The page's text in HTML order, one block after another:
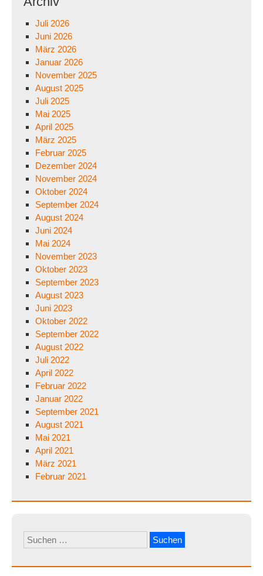
Juli 2026
Juni 2026
März 2026
Januar 2026
November 2025
August 2025
Juli 2025
Mai 2025
April 2025
März 2025
Februar 2025
Dezember 2024
November 2024
Oktober 2024
September 2024
August 2024
Juni 2024
Mai 2024
November 2023
Oktober 2023
September 2023
August 2023
Juni 2023
Oktober 2022
September 2022
August 2022
Juli 2022
April 2022
Februar 2022
Januar 2022
September 2021
August 2021
Mai 2021
April 2021
März 2021
Februar 2021
Suchen
nach: